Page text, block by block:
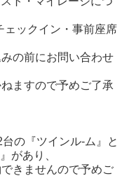
ックイン・事前座席
の前にお問い合わせ
ますので予めご了承
の『ツインル-ム』と
があり、
きませんので予めご